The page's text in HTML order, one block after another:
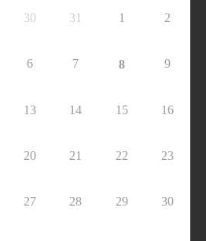
30 31 1 2
6 7 8 9
13 14 15 16
20 21 22 23
27 28 29 30